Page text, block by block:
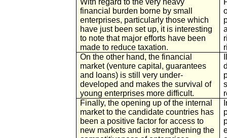
With regard to the very heavy
financial burden borne by small
enterprises, particularly those which
have just been set up, it is interesting
to note that major efforts have been
made to reduce taxation.
On the other hand, the financial
market (venture capital, guarantees
and loans) is still very under-
developed and makes the survival of
young enterprises more difficult.
Finally, the opening up of the internal
market to the candidate countries has
been a positive factor for access to
new markets and in strengthening the